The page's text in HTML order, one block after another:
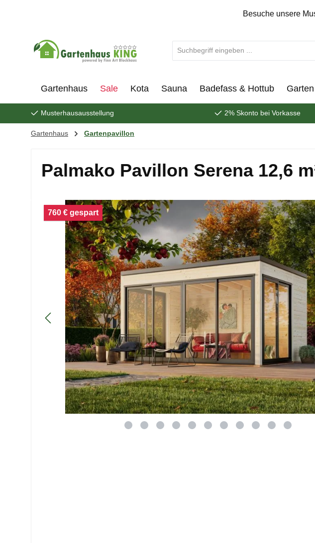
Besuche unsere
Gartenhaus Sale Kota Sauna Badefass & Hottub Garten
Musterhausausstellung 2% Skonto bei Vorkasse
Gartenhaus Gartenpavillon
Palmako Pavillon Serena 12,6
Bildergalerie überspringen
760 € gespart